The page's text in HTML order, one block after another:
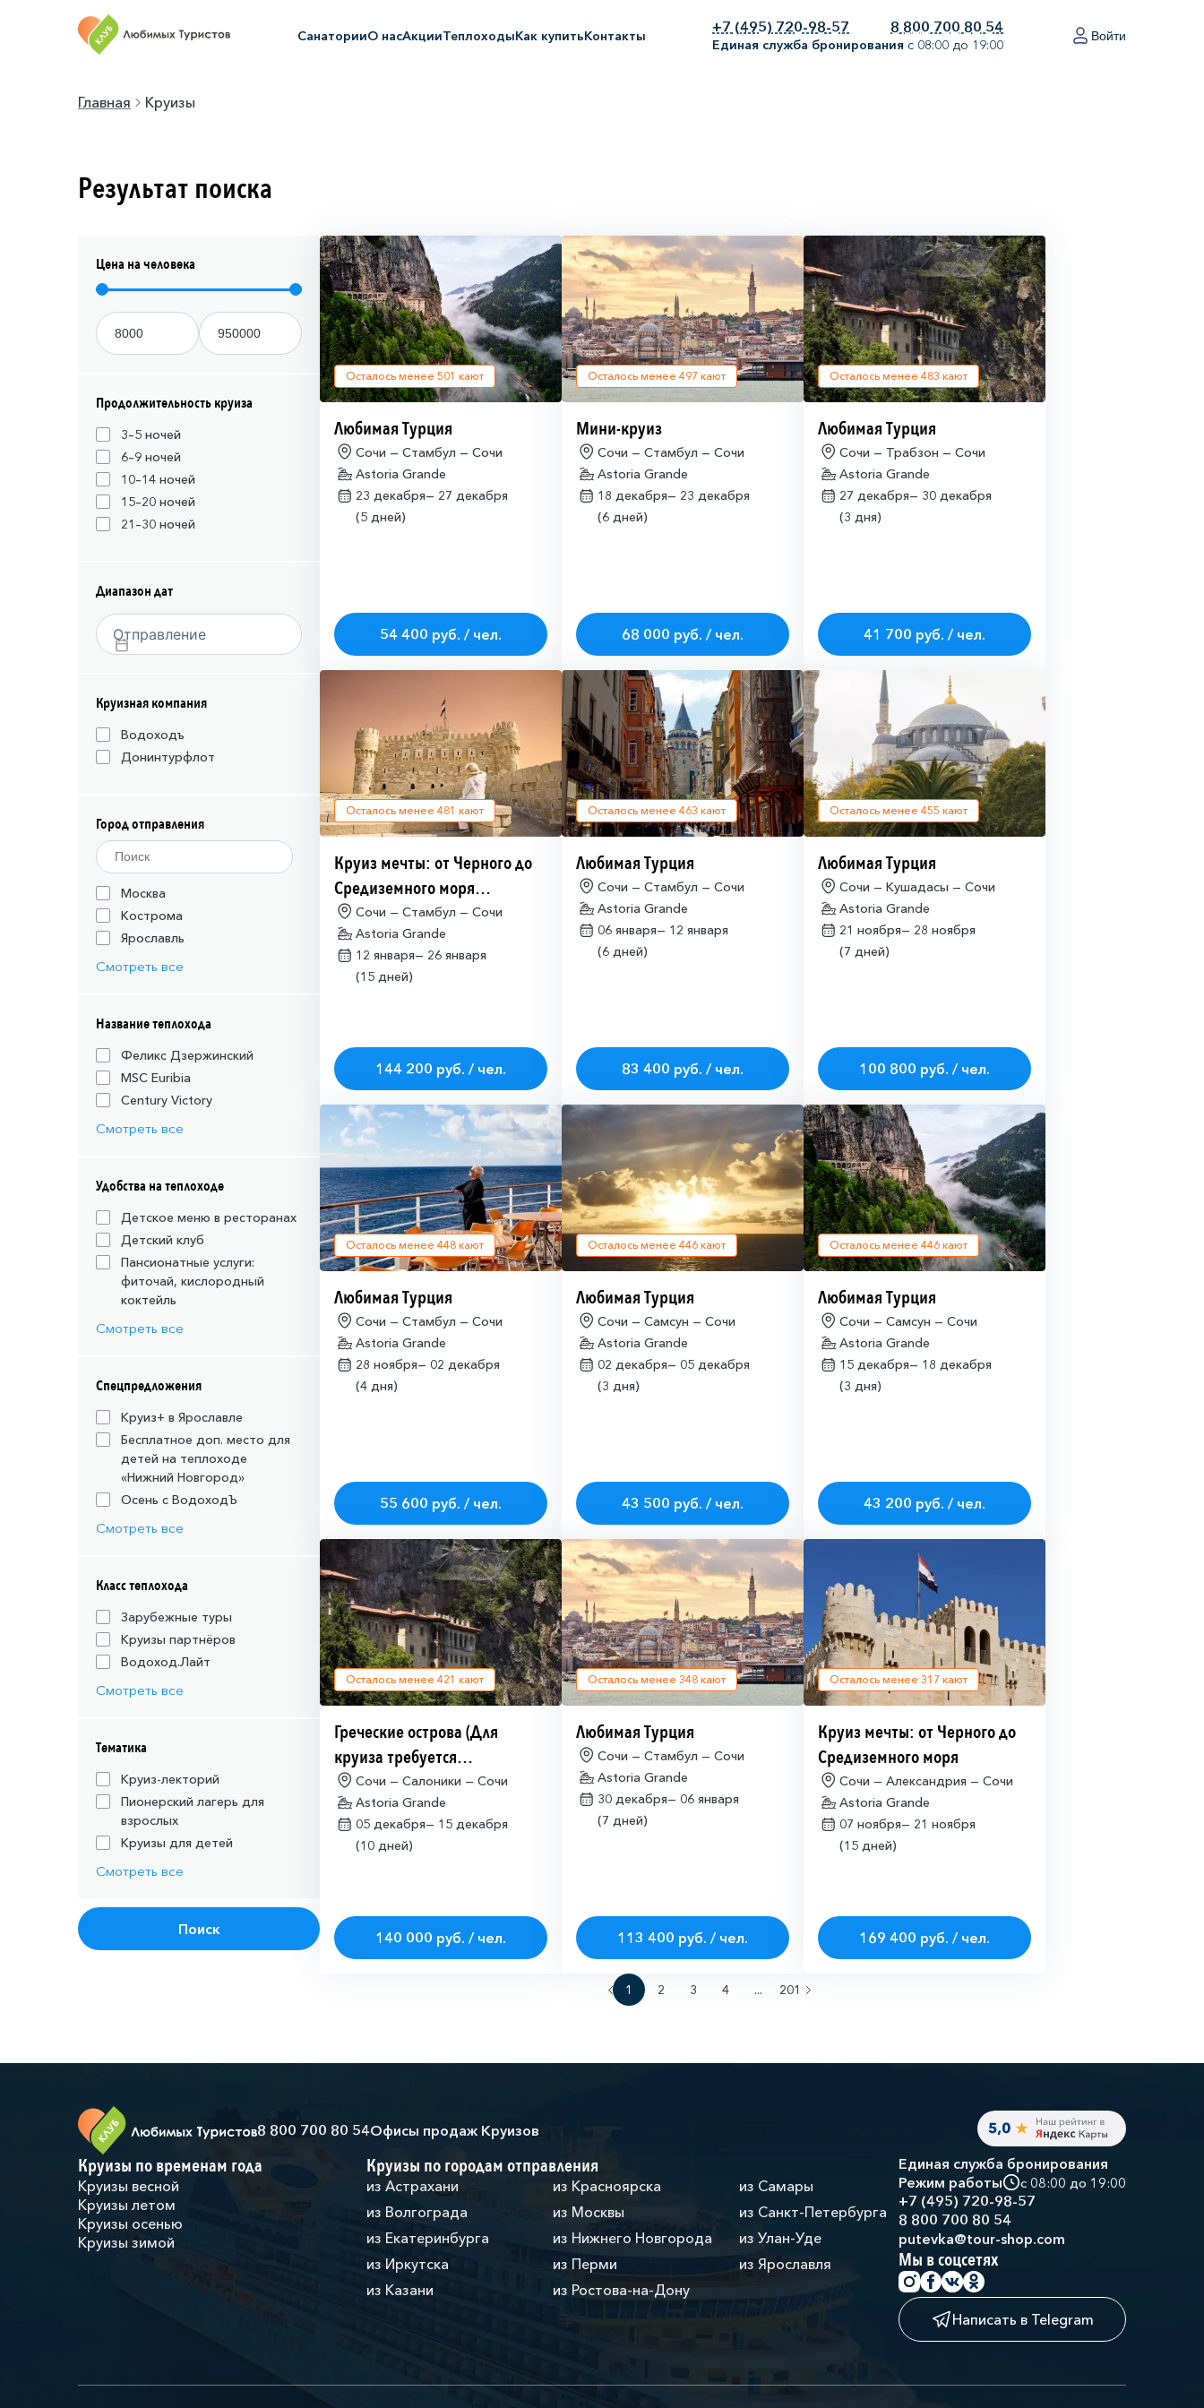
СанаторииО насАкцииТеплоходыКак купитьКонтакты
+7 (495) 720-98-57 8 800 700 80 54
Единая служба бронирования с 08:00 до 19:00
Войти
Главная Круизы
Результат поиска
Цена на человека
Продолжительность круиза
3–5 ночей
6–9 ночей
10–14 ночей
15–20 ночей
21–30 ночей
Диапазон дат
Круизная компания
Водоходъ
Донинтурфлот
Город отправления
Москва
Кострома
Ярославль
Смотреть все
Название теплохода
Феликс Дзержинский
MSC Euribia
Century Victory
Смотреть все
Удобства на теплоходе
Детское меню в ресторанах
Детский клуб
Пансионатные услуги:
фиточай, кислородный
коктейль
Смотреть все
Спецпредложения
Круиз+ в Ярославле
Бесплатное доп. место для
детей на теплоходе
«Нижний Новгород»
Осень с ВодоходЪ
Смотреть все
Класс теплохода
Зарубежные туры
Круизы партнёров
Водоход.Лайт
Смотреть все
Тематика
Круиз-лекторий
Пионерский лагерь для
взрослых
Круизы для детей
Смотреть все
Поиск
Осталось менее 501 кают
Любимая Турция
Сочи — Стамбул — Сочи
Astoria Grande
23 декабря— 27 декабря
(5 дней)
54 400 руб. / чел.
Осталось менее 497 кают
Мини-круиз
Сочи — Стамбул — Сочи
Astoria Grande
18 декабря— 23 декабря
(6 дней)
68 000 руб. / чел.
Осталось менее 483 кают
Любимая Турция
Сочи — Трабзон — Сочи
Astoria Grande
27 декабря— 30 декабря
(3 дня)
41 700 руб. / чел.
Осталось менее 481 кают
Круиз мечты: от Черного до
Средиземного моря
(необходимо оформлять
разрешение на посещение
Израиля (ETA-IL)
Сочи — Стамбул — Сочи
Astoria Grande
12 января— 26 января
(15 дней)
144 200 руб. / чел.
Осталось менее 463 кают
Любимая Турция
Сочи — Стамбул — Сочи
Astoria Grande
06 января— 12 января
(6 дней)
83 400 руб. / чел.
Осталось менее 455 кают
Любимая Турция
Сочи — Кушадасы — Сочи
Astoria Grande
21 ноября— 28 ноября
(7 дней)
100 800 руб. / чел.
Осталось менее 448 кают
Любимая Турция
Сочи — Стамбул — Сочи
Astoria Grande
28 ноября— 02 декабря
(4 дня)
55 600 руб. / чел.
Осталось менее 446 кают
Любимая Турция
Сочи — Самсун — Сочи
Astoria Grande
02 декабря— 05 декабря
(3 дня)
43 500 руб. / чел.
Осталось менее 446 кают
Любимая Турция
Сочи — Самсун — Сочи
Astoria Grande
15 декабря— 18 декабря
(3 дня)
43 200 руб. / чел.
Осталось менее 421 кают
Греческие острова (Для
круиза требуется
действующая многократная
шенгенская виза)
Сочи — Салоники — Сочи
Astoria Grande
05 декабря— 15 декабря
(10 дней)
140 000 руб. / чел.
Осталось менее 348 кают
Любимая Турция
Сочи — Стамбул — Сочи
Astoria Grande
30 декабря— 06 января
(7 дней)
113 400 руб. / чел.
Осталось менее 317 кают
Круиз мечты: от Черного до
Средиземного моря
Сочи — Александрия — Сочи
Astoria Grande
07 ноября— 21 ноября
(15 дней)
169 400 руб. / чел.
1 2 3 4 ... 201
8 800 700 80 54Офисы продаж Круизов
Круизы по временам года
Круизы весной
Круизы летом
Круизы осенью
Круизы зимой
Круизы по городам отправления
из Астрахани
из Волгограда
из Екатеринбурга
из Иркутска
из Казани
из Красноярска
из Москвы
из Нижнего Новгорода
из Перми
из Ростова-на-Дону
из Самары
из Санкт-Петербурга
из Улан-Уде
из Ярославля
Единая служба бронирования
Режим работы
с 08:00 до 19:00
+7 (495) 720-98-57
8 800 700 80 54
putevka@tour-shop.com
Мы в соцсетях
Написать в Telegram